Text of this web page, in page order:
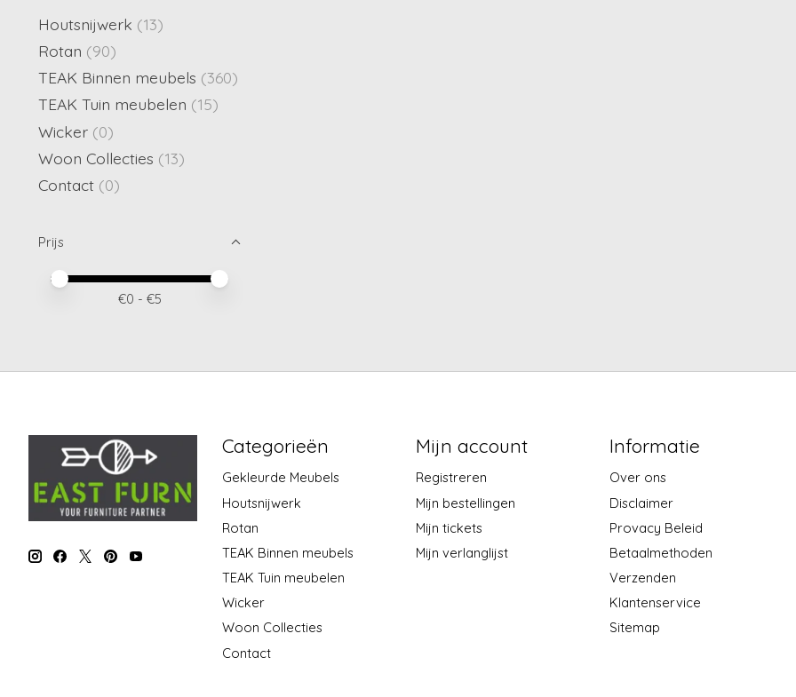
Houtsnijwerk (13)
Rotan (90)
TEAK Binnen meubels (360)
TEAK Tuin meubelen (15)
Wicker (0)
Woon Collecties (13)
Contact (0)
Prijs
Minimale prijswaarde
Price maximum value
€0 - €5
Categorieën
Gekleurde Meubels
Houtsnijwerk
Rotan
TEAK Binnen meubels
TEAK Tuin meubelen
Wicker
Woon Collecties
Contact
Mijn account
Registreren
Mijn bestellingen
Mijn tickets
Mijn verlanglijst
Informatie
Over ons
Disclaimer
Provacy Beleid
Betaalmethoden
Verzenden
Klantenservice
Sitemap